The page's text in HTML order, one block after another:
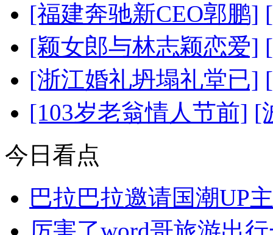
[福建奔驰新CEO郭鹏]
[颖女郎与林志颖恋爱]
[浙江婚礼坍塌礼堂已]
[103岁老翁情人节前] [
今日看点
巴拉巴拉邀请国潮UP